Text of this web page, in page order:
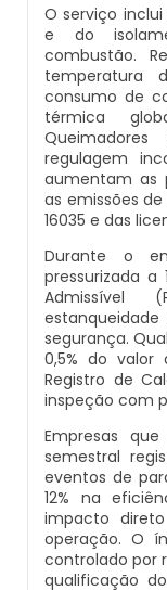
Caldeiras De
Caldeiras E
Caldeiras E
Comprar
Curso De
Caldeiras
Curso
Curso
Operação
Empresa De
Pressão
Inspeção
Inspeção
Tubulação
Inspeção
Inspeção
Inspeção
Inspeção
Inspeção
Manutenção
Plano De
Montagem
Montagem
Montagem
Montagem
Montagem
Montagem
Montagem
Montagem
Montagem
Preço
Comprar
Comprar
Distribuidor
Empresa De
Fabrica De
Fabricante
Ferro Com
Fornecedor
Onde
Peças Para
Onde
Peças Para
Queimador
Queimador
Serviço De
Valor
Venda
Peças De
Melhor
O serviço
e do
combustão.
consumo de
térmica
regulagem
aumentam as
as emissões
16035 e das
Durante o
pressurizada a
Admissível
segurança.
0,5% do
Registro de
inspeção com
Empresas
semestral
eventos de
12% na
impacto
operação. O
controlado por
qualificação